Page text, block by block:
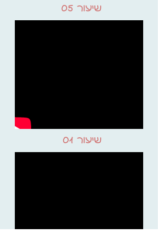
שיעור 05
שיעור 01